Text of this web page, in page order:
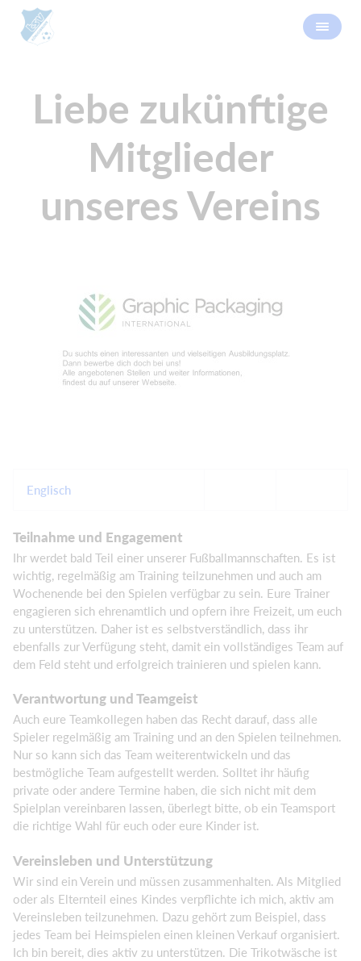
Liebe zukünftige
Mitglieder
unseres Vereins
Englisch
Teilnahme und Engagement
Ihr werdet bald Teil einer unserer Fußballmannschaften. Es ist
wichtig, regelmäßig am Training teilzunehmen und auch am
Wochenende bei den Spielen verfügbar zu sein. Eure Trainer
engagieren sich ehrenamtlich und opfern ihre Freizeit, um euch
zu unterstützen. Daher ist es selbstverständlich, dass ihr
ebenfalls zur Verfügung steht, damit ein vollständiges Team auf
dem Feld steht und erfolgreich trainieren und spielen kann.
Verantwortung und Teamgeist
Auch eure Teamkollegen haben das Recht darauf, dass alle
Spieler regelmäßig am Training und an den Spielen teilnehmen.
Nur so kann sich das Team weiterentwickeln und das
bestmögliche Team aufgestellt werden. Solltet ihr häufig
private oder andere Termine haben, die sich nicht mit dem
Spielplan vereinbaren lassen, überlegt bitte, ob ein Teamsport
die richtige Wahl für euch oder eure Kinder ist.
Vereinsleben und Unterstützung
Wir sind ein Verein und müssen zusammenhalten. Als Mitglied
oder als Elternteil eines Kindes verpflichte ich mich, aktiv am
Vereinsleben teilzunehmen. Dazu gehört zum Beispiel, dass
jedes Team bei Heimspielen einen kleinen Verkauf organisiert.
Ich bin bereit, dies aktiv zu unterstützen. Die Trikotwäsche ist